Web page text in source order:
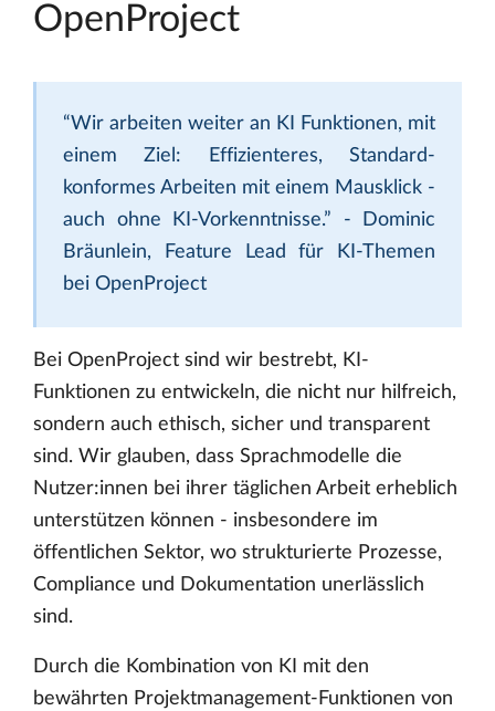
OpenProject
“Wir arbeiten weiter an KI Funktionen, mit
einem Ziel: Effizienteres, Standard-
konformes Arbeiten mit einem Mausklick -
auch ohne KI-Vorkenntnisse.” - Dominic
Bräunlein, Feature Lead für KI-Themen
bei OpenProject
Bei OpenProject sind wir bestrebt, KI-
Funktionen zu entwickeln, die nicht nur hilfreich,
sondern auch ethisch, sicher und transparent
sind. Wir glauben, dass Sprachmodelle die
Nutzer:innen bei ihrer täglichen Arbeit erheblich
unterstützen können - insbesondere im
öffentlichen Sektor, wo strukturierte Prozesse,
Compliance und Dokumentation unerlässlich
sind.
Durch die Kombination von KI mit den
bewährten Projektmanagement-Funktionen von